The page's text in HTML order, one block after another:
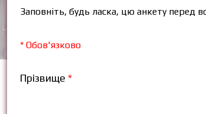
Заповніть, будь ласка, цю анкету
* Обов'язково
Прізвище*